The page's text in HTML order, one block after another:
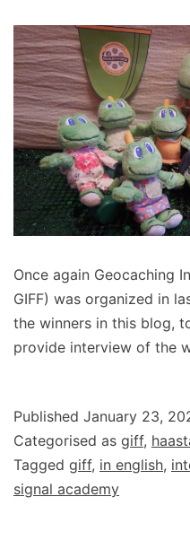
Once again Geocaching
GIFF) was organized in
the winners in this blog,
provide interview of the
Published January 23,
Categorised as giff,
Tagged giff, in english,
signal academy